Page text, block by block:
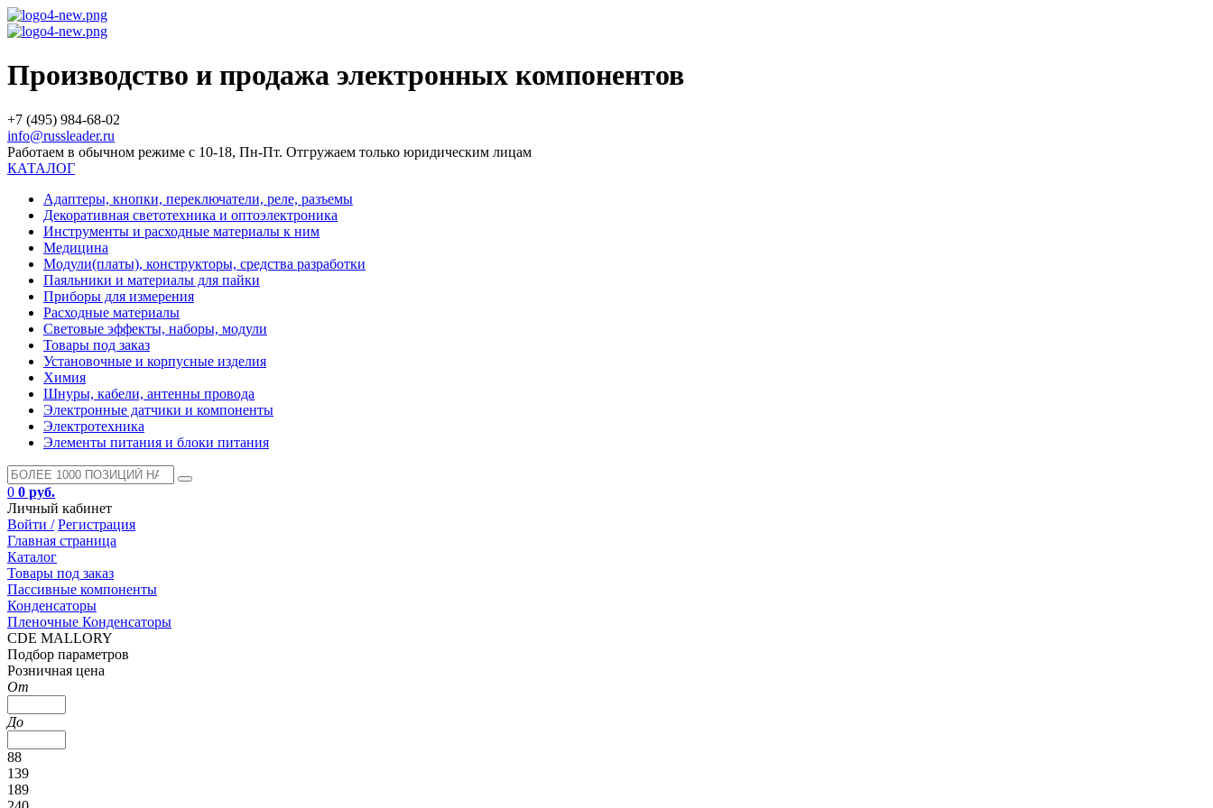
Производство и продажа электронных компонентов
+7 (495) 984-68-02
info@russleader.ru
Работаем в обычном режиме с 10-18, Пн-Пт. Отгружаем только юридическим лицам
КАТАЛОГ
Адаптеры, кнопки, переключатели, реле, разъемы
Декоративная светотехника и оптоэлектроника
Инструменты и расходные материалы к ним
Медицина
Модули(платы), конструкторы, средства разработки
Паяльники и материалы для пайки
Приборы для измерения
Расходные материалы
Световые эффекты, наборы, модули
Товары под заказ
Установочные и корпусные изделия
Химия
Шнуры, кабели, антенны провода
Электронные датчики и компоненты
Электротехника
Элементы питания и блоки питания
0 0 руб.
Личный кабинет
Войти / Регистрация
Главная страница
Каталог
Товары под заказ
Пассивные компоненты
Конденсаторы
Пленочные Конденсаторы
CDE MALLORY
Подбор параметров
Розничная цена
От
До
88
139
189